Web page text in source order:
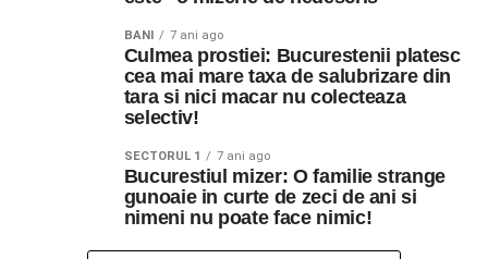
BANI 7 ani ago
Culmea prostiei: Bucurestenii platesc
cea mai mare taxa de salubrizare din
tara si nici macar nu colecteaza
selectiv!
SECTORUL 1 7 ani ago
Bucurestiul mizer: O familie strange
gunoaie in curte de zeci de ani si
nimeni nu poate face nimic!